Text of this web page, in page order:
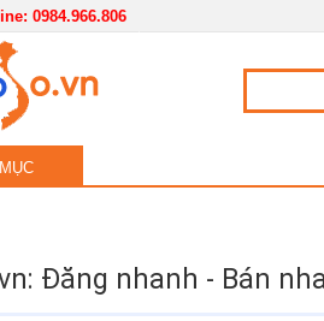
0984.966.806
Đăng nhanh - Bán